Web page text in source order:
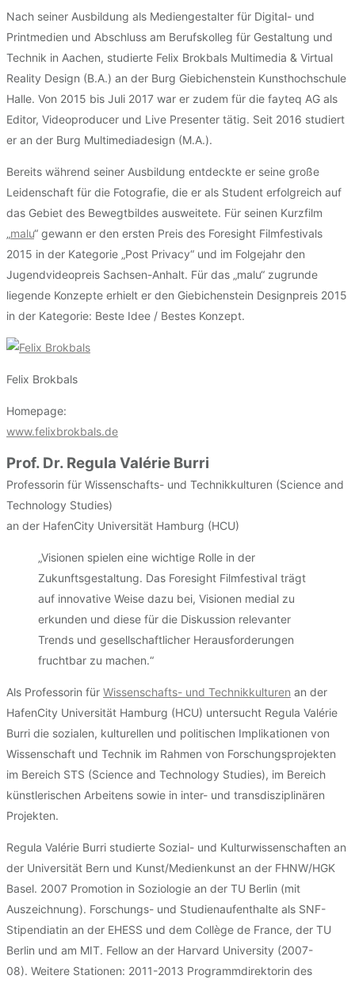
Nach seiner Ausbildung als Mediengestalter für Digital- und
Printmedien und Abschluss am Berufskolleg für Gestaltung und
Technik in Aachen, studierte Felix Brokbals Multimedia & Virtual
Reality Design (B.A.) an der Burg Giebichenstein Kunsthochschule
Halle. Von 2015 bis Juli 2017 war er zudem für die fayteq AG als
Editor, Videoproducer und Live Presenter tätig. Seit 2016 studiert
er an der Burg Multimediadesign (M.A.).
Bereits während seiner Ausbildung entdeckte er seine große
Leidenschaft für die Fotografie, die er als Student erfolgreich auf
das Gebiet des Bewegtbildes ausweitete. Für seinen Kurzfilm
„malu“ gewann er den ersten Preis des Foresight Filmfestivals
2015 in der Kategorie „Post Privacy“ und im Folgejahr den
Jugendvideopreis Sachsen-Anhalt. Für das „malu“ zugrunde
liegende Konzepte erhielt er den Giebichenstein Designpreis 2015
in der Kategorie: Beste Idee / Bestes Konzept.
Felix Brokbals
Homepage:
www.felixbrokbals.de
Prof. Dr. Regula Valérie Burri
Professorin für Wissenschafts- und Technikkulturen (Science and
Technology Studies)
an der HafenCity Universität Hamburg (HCU)
„Visionen spielen eine wichtige Rolle in der
Zukunftsgestaltung. Das Foresight Filmfestival trägt
auf innovative Weise dazu bei, Visionen medial zu
erkunden und diese für die Diskussion relevanter
Trends und gesellschaftlicher Herausforderungen
fruchtbar zu machen.“
Als Professorin für Wissenschafts- und Technikkulturen an der
HafenCity Universität Hamburg (HCU) untersucht Regula Valérie
Burri die sozialen, kulturellen und politischen Implikationen von
Wissenschaft und Technik im Rahmen von Forschungsprojekten
im Bereich STS (Science and Technology Studies), im Bereich
künstlerischen Arbeitens sowie in inter- und transdisziplinären
Projekten.
Regula Valérie Burri studierte Sozial- und Kulturwissenschaften an
der Universität Bern und Kunst/Medienkunst an der FHNW/HGK
Basel. 2007 Promotion in Soziologie an der TU Berlin (mit
Auszeichnung). Forschungs- und Studienaufenthalte als SNF-
Stipendiatin an der EHESS und dem Collège de France, der TU
Berlin und am MIT. Fellow an der Harvard University (2007-
08). Weitere Stationen: 2011-2013 Programmdirektorin des